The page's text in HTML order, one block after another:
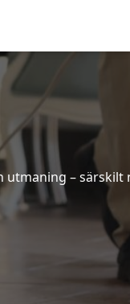
utmaning –